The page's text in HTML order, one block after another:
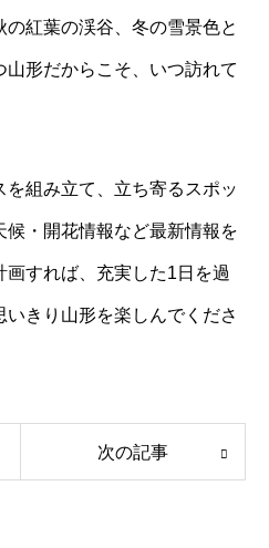
紅葉の渓谷、冬の雪景色と
形だからこそ、いつ訪れて
を組み立て、立ち寄るスポッ
候・開花情報など最新情報を
すれば、充実した1日を過
きり山形を楽しんでくださ
次の記事